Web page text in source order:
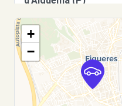
C/ Santa Llogaia 2-4.
Santa Llogaia
Ver agencia
+
−